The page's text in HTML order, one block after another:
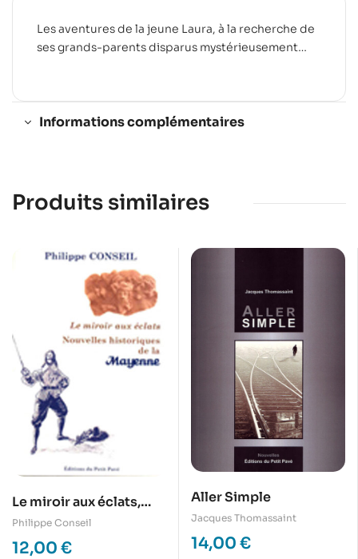
Les aventures de la jeune Laura, à la recherche de
ses grands-parents disparus mystérieusement…
Informations complémentaires
Produits similaires
Le miroir aux éclats,
Nouvelles historiques
de la Mayenne
Philippe Conseil
12,00 €
Aller Simple
Jacques Thomassaint
14,00 €